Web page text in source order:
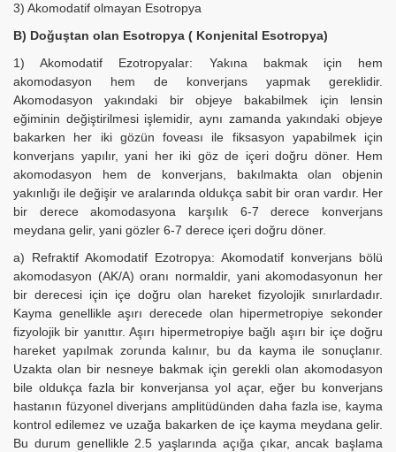
3) Akomodatif olmayan Esotropya
B) Doğuştan olan Esotropya ( Konjenital Esotropya)
1) Akomodatif Ezotropyalar: Yakına bakmak için hem
akomodasyon hem de konverjans yapmak gereklidir.
Akomodasyon yakındaki bir objeye bakabilmek için lensin
eğiminin değiştirilmesi işlemidir, aynı zamanda yakındaki objeye
bakarken her iki gözün foveası ile fiksasyon yapabilmek için
konverjans yapılır, yani her iki göz de içeri doğru döner. Hem
akomodasyon hem de konverjans, bakılmakta olan objenin
yakınlığı ile değişir ve aralarında oldukça sabit bir oran vardır. Her
bir derece akomodasyona karşılık 6-7 derece konverjans
meydana gelir, yani gözler 6-7 derece içeri doğru döner.
a) Refraktif Akomodatif Ezotropya: Akomodatif konverjans bölü
akomodasyon (AK/A) oranı normaldir, yani akomodasyonun her
bir derecesi için içe doğru olan hareket fizyolojik sınırlardadır.
Kayma genellikle aşırı derecede olan hipermetropiye sekonder
fizyolojik bir yanıttır. Aşırı hipermetropiye bağlı aşırı bir içe doğru
hareket yapılmak zorunda kalınır, bu da kayma ile sonuçlanır.
Uzakta olan bir nesneye bakmak için gerekli olan akomodasyon
bile oldukça fazla bir konverjansa yol açar, eğer bu konverjans
hastanın füzyonel diverjans amplitüdünden daha fazla ise, kayma
kontrol edilemez ve uzağa bakarken de içe kayma meydana gelir.
Bu durum genellikle 2.5 yaşlarında açığa çıkar, ancak başlama